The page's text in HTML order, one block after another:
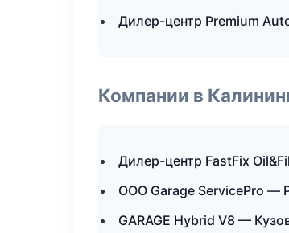
Дилер-центр Premium
Компании в
Дилер-центр FastFix
ООО Garage ServicePro —
GARAGE Hybrid V8 —